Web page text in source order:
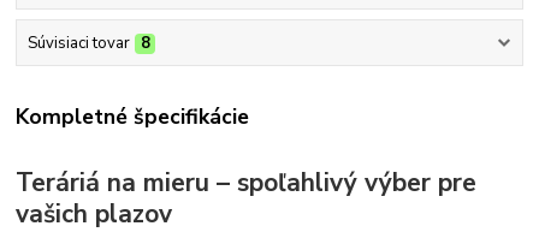
Súvisiaci tovar 8
Kompletné špecifikácie
Teráriá na mieru – spoľahlivý výber pre
vašich plazov